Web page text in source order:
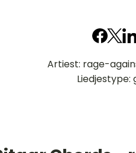
Artiest: rage-